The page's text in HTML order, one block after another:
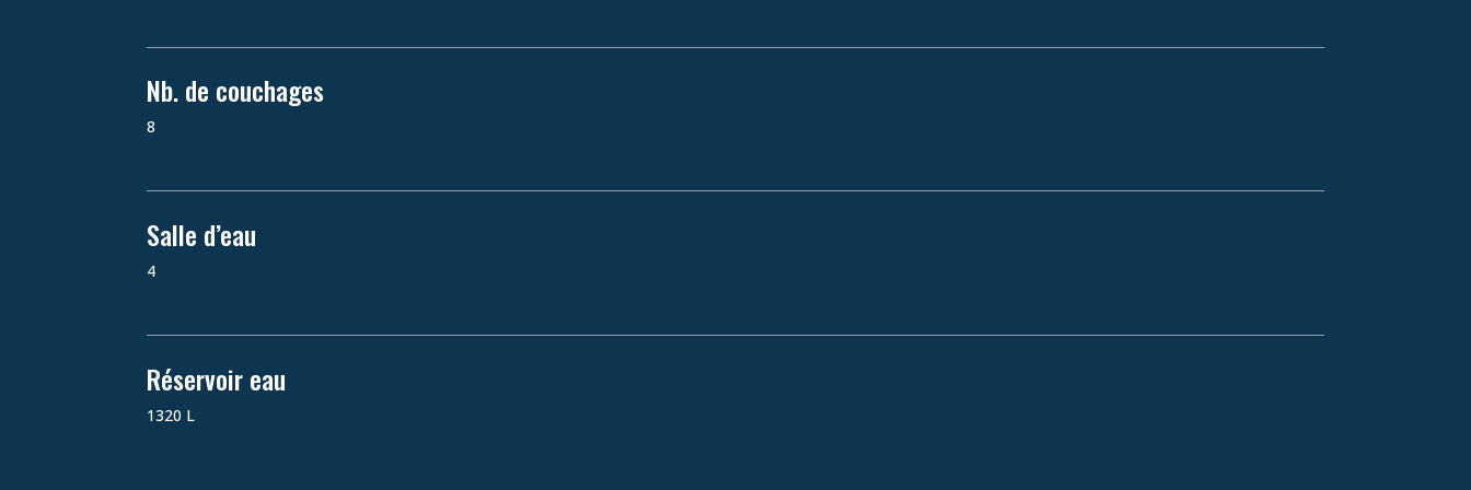
Nb. de couchages
8
Salle d’eau
4
Réservoir eau
1320 L